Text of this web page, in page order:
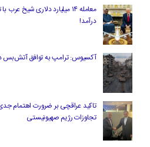
معامله ۱۴ میلیارد دلاری
درآمد!
آکسیوس: ترامپ به توافق آتش‌بس در غزه ظرف ۲ روز
تاکید عراقچی بر ضرورت اهتمام
تجاوزات رژیم صهیونیستی